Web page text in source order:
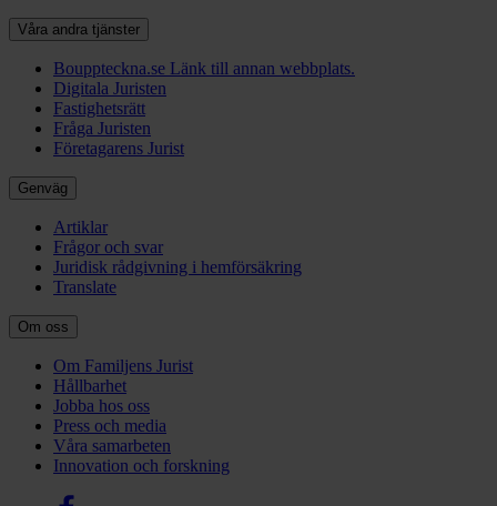
Våra andra tjänster
Bouppteckna.se Länk till annan webbplats.
Digitala Juristen
Fastighetsrätt
Fråga Juristen
Företagarens Jurist
Genväg
Artiklar
Frågor och svar
Juridisk rådgivning i hemförsäkring
Translate
Om oss
Om Familjens Jurist
Hållbarhet
Jobba hos oss
Press och media
Våra samarbeten
Innovation och forskning